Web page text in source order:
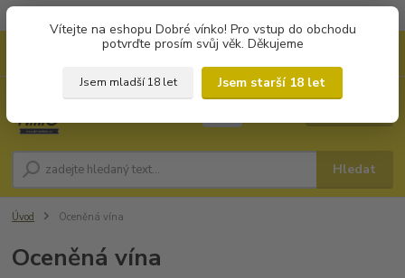
Vítejte na eshopu Dobré vínko! Pro vstup do obchodu
potvrďte prosím svůj věk. Děkujeme
Jsem mladší 18 let
Jsem starší 18 let
Hledat
Úvod Oceněná vína
Oceněná vína